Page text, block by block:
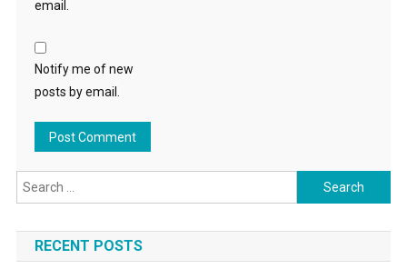
email.
Notify me of new
posts by email.
Search
for:
RECENT POSTS